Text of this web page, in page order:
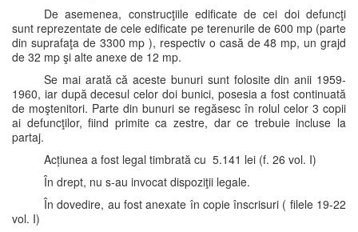
De asemenea, construcţiile edificate de cei doi defuncţi
sunt reprezentate de cele edificate pe terenurile de 600 mp (parte
din suprafaţa de 3300 mp ), respectiv o casă de 48 mp, un grajd
de 32 mp şi alte anexe de 12 mp.
Se mai arată că aceste bunuri sunt folosite din anii 1959-
1960, iar după decesul celor doi bunici, posesia a fost continuată
de moştenitori. Parte din bunuri se regăsesc în rolul celor 3 copii
ai defuncţilor, fiind primite ca zestre, dar ce trebuie incluse la
partaj.
Acțiunea a fost legal timbrată cu 5.141 lei (f. 26 vol. I)
În drept, nu s-au invocat dispoziţii legale.
În dovedire, au fost anexate în copie înscrisuri ( filele 19-22
vol. I)